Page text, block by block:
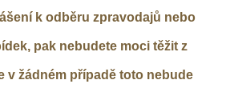
k odběru zpravodajů nebo
pak nebudete moci těžit z
v žádném případě toto nebude